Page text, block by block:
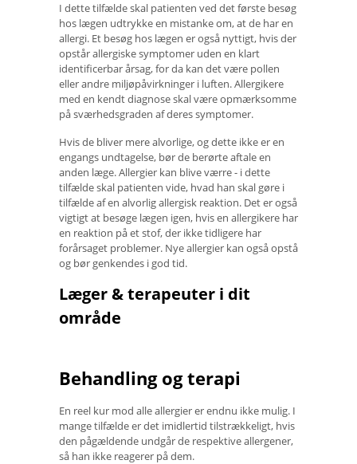
I dette tilfælde skal patienten ved det første besøg
hos lægen udtrykke en mistanke om, at de har en
allergi. Et besøg hos lægen er også nyttigt, hvis der
opstår allergiske symptomer uden en klart
identificerbar årsag, for da kan det være pollen
eller andre miljøpåvirkninger i luften. Allergikere
med en kendt diagnose skal være opmærksomme
på sværhedsgraden af ​​deres symptomer.
Hvis de bliver mere alvorlige, og dette ikke er en
engangs undtagelse, bør de berørte aftale en
anden læge. Allergier kan blive værre - i dette
tilfælde skal patienten vide, hvad han skal gøre i
tilfælde af en alvorlig allergisk reaktion. Det er også
vigtigt at besøge lægen igen, hvis en allergikere har
en reaktion på et stof, der ikke tidligere har
forårsaget problemer. Nye allergier kan også opstå
og bør genkendes i god tid.
Læger & terapeuter i dit
område
Behandling og terapi
En reel kur mod alle allergier er endnu ikke mulig. I
mange tilfælde er det imidlertid tilstrækkeligt, hvis
den pågældende undgår de respektive allergener,
så han ikke reagerer på dem.